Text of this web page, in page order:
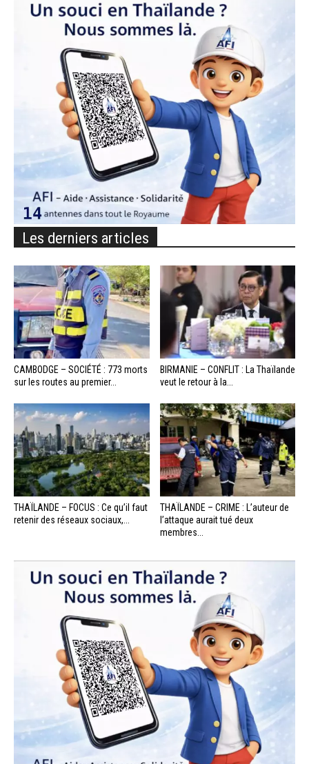
Les derniers articles
CAMBODGE – SOCIÉTÉ : 773 morts
sur les routes au premier...
BIRMANIE – CONFLIT : La Thaïlande
veut le retour à la...
THAÏLANDE – FOCUS : Ce qu’il faut
retenir des réseaux sociaux,...
THAÏLANDE – CRIME : L’auteur de
l’attaque aurait tué deux
membres...